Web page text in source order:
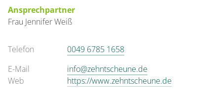
Ansprechpartner
Frau JenniferWeiß
Telefon
0049 6785 1658
E-Mail
info@zehntscheune.de
Web
https://www.zehntscheune.de